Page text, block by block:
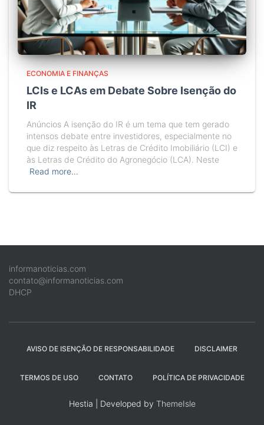
ECONOMIA E FINANÇAS
LCIs e LCAs em Debate Sobre Isenção do
IR
Anúncios A isenção do IR é um tema que tem gerado
intensos debate entre investidores, especialmente no
que diz respeito às Letras de Crédito Imobiliário (LCI) e
às Letras de Crédito do Agronegócio (LCA). Neste
Read more…
informanoticias.com
contato@informanoticias.com
DHCP
AVISO DE ISENÇÃO DE RESPONSABILIDADE DISCLAIMER
TERMOS DE USO CONTATO POLÍTICA DE PRIVACIDADE
Hestia | Developed by ThemeIsle